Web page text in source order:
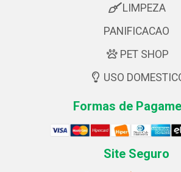
LIMPEZA
PANIFICACAO
PET SHOP
USO
Formas de
Site Seguro